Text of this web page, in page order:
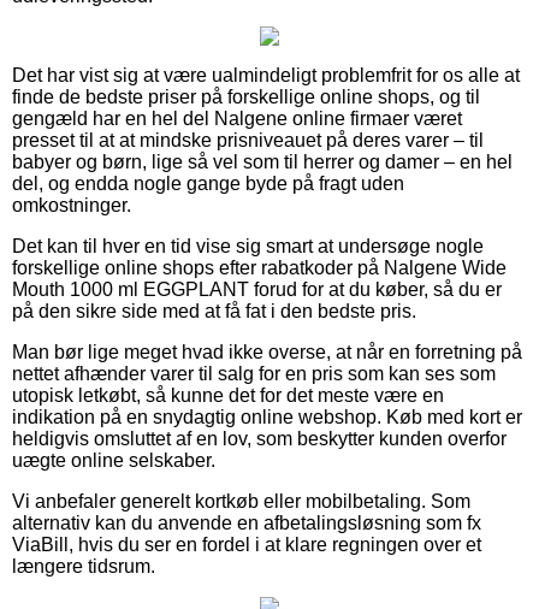
Det har vist sig at være ualmindeligt problemfrit for os alle at
finde de bedste priser på forskellige online shops, og til
gengæld har en hel del Nalgene online firmaer været
presset til at at mindske prisniveauet på deres varer – til
babyer og børn, lige så vel som til herrer og damer – en hel
del, og endda nogle gange byde på fragt uden
omkostninger.
Det kan til hver en tid vise sig smart at undersøge nogle
forskellige online shops efter rabatkoder på Nalgene Wide
Mouth 1000 ml EGGPLANT forud for at du køber, så du er
på den sikre side med at få fat i den bedste pris.
Man bør lige meget hvad ikke overse, at når en forretning på
nettet afhænder varer til salg for en pris som kan ses som
utopisk letkøbt, så kunne det for det meste være en
indikation på en snydagtig online webshop. Køb med kort er
heldigvis omsluttet af en lov, som beskytter kunden overfor
uægte online selskaber.
Vi anbefaler generelt kortkøb eller mobilbetaling. Som
alternativ kan du anvende en afbetalingsløsning som fx
ViaBill, hvis du ser en fordel i at klare regningen over et
længere tidsrum.